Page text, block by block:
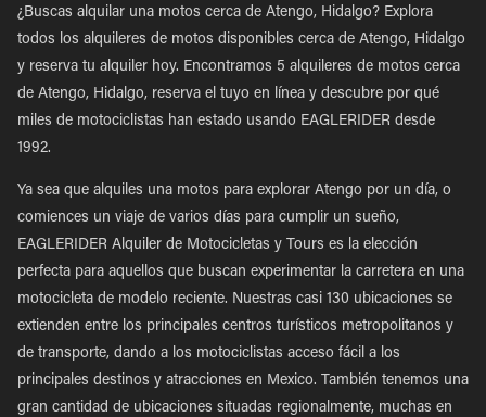
¿Buscas alquilar una motos cerca de Atengo, Hidalgo? Explora
todos los alquileres de motos disponibles cerca de Atengo, Hidalgo
y reserva tu alquiler hoy. Encontramos 5 alquileres de motos cerca
de Atengo, Hidalgo, reserva el tuyo en línea y descubre por qué
miles de motociclistas han estado usando EAGLERIDER desde
1992.
Ya sea que alquiles una motos para explorar Atengo por un día, o
comiences un viaje de varios días para cumplir un sueño,
EAGLERIDER Alquiler de Motocicletas y Tours es la elección
perfecta para aquellos que buscan experimentar la carretera en una
motocicleta de modelo reciente. Nuestras casi 130 ubicaciones se
extienden entre los principales centros turísticos metropolitanos y
de transporte, dando a los motociclistas acceso fácil a los
principales destinos y atracciones en Mexico. También tenemos una
gran cantidad de ubicaciones situadas regionalmente, muchas en